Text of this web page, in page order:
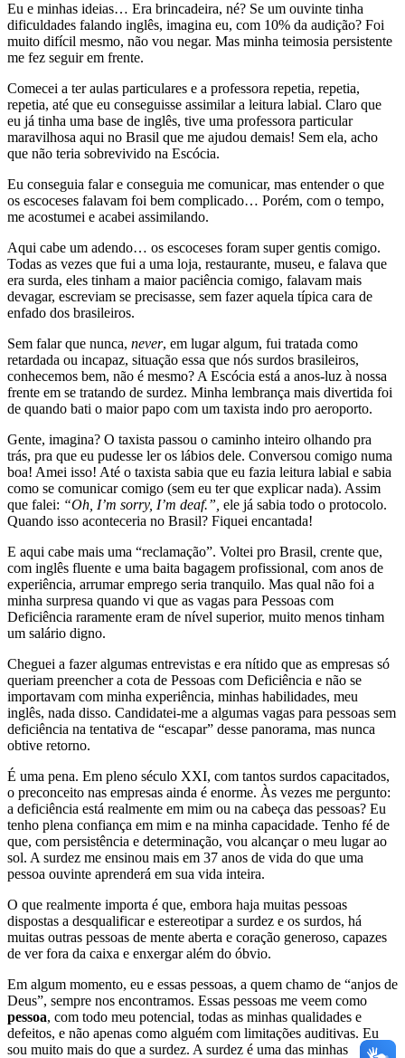
Eu e minhas ideias… Era brincadeira, né? Se um ouvinte tinha
dificuldades falando inglês, imagina eu, com 10% da audição? Foi
muito difícil mesmo, não vou negar. Mas minha teimosia persistente
me fez seguir em frente.
Comecei a ter aulas particulares e a professora repetia, repetia,
repetia, até que eu conseguisse assimilar a leitura labial. Claro que
eu já tinha uma base de inglês, tive uma professora particular
maravilhosa aqui no Brasil que me ajudou demais! Sem ela, acho
que não teria sobrevivido na Escócia.
Eu conseguia falar e conseguia me comunicar, mas entender o que
os escoceses falavam foi bem complicado… Porém, com o tempo,
me acostumei e acabei assimilando.
Aqui cabe um adendo… os escoceses foram super gentis comigo.
Todas as vezes que fui a uma loja, restaurante, museu, e falava que
era surda, eles tinham a maior paciência comigo, falavam mais
devagar, escreviam se precisasse, sem fazer aquela típica cara de
enfado dos brasileiros.
Sem falar que nunca, never, em lugar algum, fui tratada como
retardada ou incapaz, situação essa que nós surdos brasileiros,
conhecemos bem, não é mesmo? A Escócia está a anos-luz à nossa
frente em se tratando de surdez. Minha lembrança mais divertida foi
de quando bati o maior papo com um taxista indo pro aeroporto.
Gente, imagina? O taxista passou o caminho inteiro olhando pra
trás, pra que eu pudesse ler os lábios dele. Conversou comigo numa
boa! Amei isso! Até o taxista sabia que eu fazia leitura labial e sabia
como se comunicar comigo (sem eu ter que explicar nada). Assim
que falei: “Oh, I’m sorry, I’m deaf.”, ele já sabia todo o protocolo.
Quando isso aconteceria no Brasil? Fiquei encantada!
E aqui cabe mais uma “reclamação”. Voltei pro Brasil, crente que,
com inglês fluente e uma baita bagagem profissional, com anos de
experiência, arrumar emprego seria tranquilo. Mas qual não foi a
minha surpresa quando vi que as vagas para Pessoas com
Deficiência raramente eram de nível superior, muito menos tinham
um salário digno.
Cheguei a fazer algumas entrevistas e era nítido que as empresas só
queriam preencher a cota de Pessoas com Deficiência e não se
importavam com minha experiência, minhas habilidades, meu
inglês, nada disso. Candidatei-me a algumas vagas para pessoas sem
deficiência na tentativa de “escapar” desse panorama, mas nunca
obtive retorno.
É uma pena. Em pleno século XXI, com tantos surdos capacitados,
o preconceito nas empresas ainda é enorme. Às vezes me pergunto:
a deficiência está realmente em mim ou na cabeça das pessoas? Eu
tenho plena confiança em mim e na minha capacidade. Tenho fé de
que, com persistência e determinação, vou alcançar o meu lugar ao
sol. A surdez me ensinou mais em 37 anos de vida do que uma
pessoa ouvinte aprenderá em sua vida inteira.
O que realmente importa é que, embora haja muitas pessoas
dispostas a desqualificar e estereotipar a surdez e os surdos, há
muitas outras pessoas de mente aberta e coração generoso, capazes
de ver fora da caixa e enxergar além do óbvio.
Em algum momento, eu e essas pessoas, a quem chamo de “anjos de
Deus”, sempre nos encontramos. Essas pessoas me veem como
pessoa, com todo meu potencial, todas as minhas qualidades e
defeitos, e não apenas como alguém com limitações auditivas. Eu
sou muito mais do que a surdez. A surdez é uma das minhas